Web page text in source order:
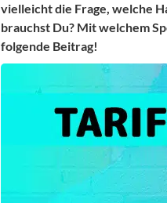
vielleicht die Frage, welche
brauchst Du? Mit welchem
folgende Beitrag!